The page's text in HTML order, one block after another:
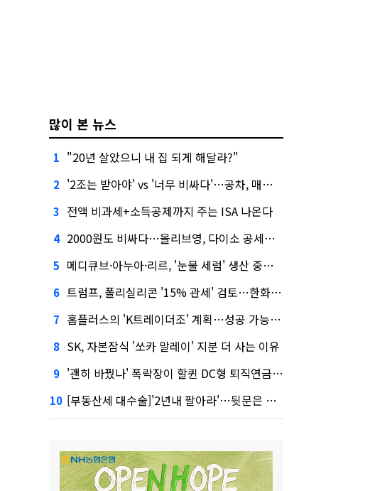
많이 본 뉴스
1 "20년 살았으니 내 집 되게 해달라?"
2 '2조는 받아야' vs '너무 비싸다'…공차, 매각 성공할까
3 전액 비과세+소득공제까지 주는 ISA 나온다
4 2000원도 비싸다…올리브영, 다이소 공세에 '가성비'로 맞불
5 메디큐브·아누아·리르, '눈물 세럼' 생산 중단한다
6 트럼프, 폴리실리콘 '15% 관세' 검토…한화큐셀·OCI 영향은?
7 홈플러스의 'K트레이더조' 계획…성공 가능성은 '글쎄'
8 SK, 자본잠식 '쏘카 말레이' 지분 더 사는 이유
9 '괜히 바꿨나' 폭락장이 할퀸 DC형 퇴직연금…전문가 조언은
10 [부동산세 대수술]'2년내 팔아라'…뒷문은 열었다